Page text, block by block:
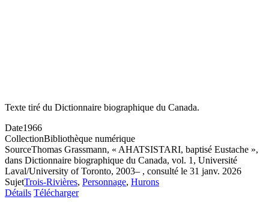
Texte tiré du Dictionnaire biographique du Canada.
Date1966
CollectionBibliothèque numérique
SourceThomas Grassmann, « AHATSISTARI, baptisé Eustache »,
dans Dictionnaire biographique du Canada, vol. 1, Université
Laval/University of Toronto, 2003– , consulté le 31 janv. 2026
SujetTrois-Rivières, Personnage, Hurons
Détails Télécharger